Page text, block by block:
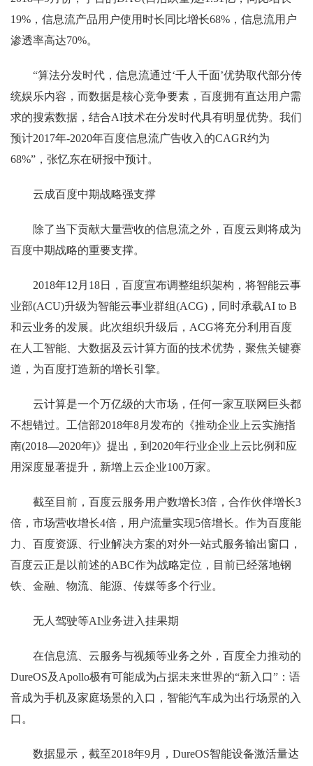
19%，信息流产品用户使用时长同比增长68%，信息流用户
渗透率高达70%。
“算法分发时代，信息流通过‘千人千面’优势取代部分传
统娱乐内容，而数据是核心竞争要素，百度拥有直达用户需
求的搜索数据，结合AI技术在分发时代具有明显优势。我们
预计2017年-2020年百度信息流广告收入的CAGR约为
68%”，张忆东在研报中预计。
云成百度中期战略强支撑
除了当下贡献大量营收的信息流之外，百度云则将成为
百度中期战略的重要支撑。
2018年12月18日，百度宣布调整组织架构，将智能云事
业部(ACU)升级为智能云事业群组(ACG)，同时承载AI to B
和云业务的发展。此次组织升级后，ACG将充分利用百度
在人工智能、大数据及云计算方面的技术优势，聚焦关键赛
道，为百度打造新的增长引擎。
云计算是一个万亿级的大市场，任何一家互联网巨头都
不想错过。工信部2018年8月发布的《推动企业上云实施指
南(2018―2020年)》提出，到2020年行业企业上云比例和应
用深度显著提升，新增上云企业100万家。
截至目前，百度云服务用户数增长3倍，合作伙伴增长3
倍，市场营收增长4倍，用户流量实现5倍增长。作为百度能
力、百度资源、行业解决方案的对外一站式服务输出窗口，
百度云正是以前述的ABC作为战略定位，目前已经落地钢
铁、金融、物流、能源、传媒等多个行业。
无人驾驶等AI业务进入挂果期
在信息流、云服务与视频等业务之外，百度全力推动的
DureOS及Apollo极有可能成为占据未来世界的“新入口”：语
音成为手机及家庭场景的入口，智能汽车成为出行场景的入
口。
数据显示，截至2018年9月，DureOS智能设备激活量达